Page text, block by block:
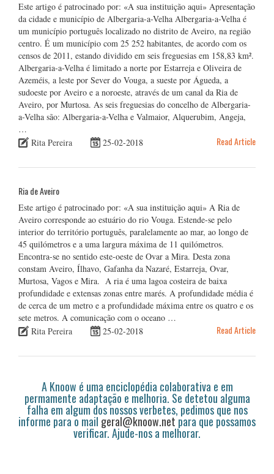
Este artigo é patrocinado por: «A sua instituição aqui» Apresentação
da cidade e município de Albergaria-a-Velha Albergaria-a-Velha é
um município português localizado no distrito de Aveiro, na região
centro. É um município com 25 252 habitantes, de acordo com os
censos de 2011, estando dividido em seis freguesias em 158,83 km².
Albergaria-a-Velha é limitado a norte por Estarreja e Oliveira de
Azeméis, a leste por Sever do Vouga, a sueste por Águeda, a
sudoeste por Aveiro e a noroeste, através de um canal da Ria de
Aveiro, por Murtosa. As seis freguesias do concelho de Albergaria-
a-Velha são: Albergaria-a-Velha e Valmaior, Alquerubim, Angeja,
…
Rita Pereira
25-02-2018 Read Article
Ria de Aveiro
Este artigo é patrocinado por: «A sua instituição aqui» A Ria de
Aveiro corresponde ao estuário do rio Vouga. Estende-se pelo
interior do território português, paralelamente ao mar, ao longo de
45 quilómetros e a uma largura máxima de 11 quilómetros.
Encontra-se no sentido este-oeste de Ovar a Mira. Desta zona
constam Aveiro, Ílhavo, Gafanha da Nazaré, Estarreja, Ovar,
Murtosa, Vagos e Mira. A ria é uma lagoa costeira de baixa
profundidade e extensas zonas entre marés. A profundidade média é
de cerca de um metro e a profundidade máxima entre os quatro e os
sete metros. A comunicação com o oceano …
Rita Pereira
25-02-2018 Read Article
A Knoow é uma enciclopédia colaborativa e em
permamente adaptação e melhoria. Se detetou alguma
falha em algum dos nossos verbetes, pedimos que nos
informe para o mail geral@knoow.netpara que possamos
verificar. Ajude-nos a melhorar.